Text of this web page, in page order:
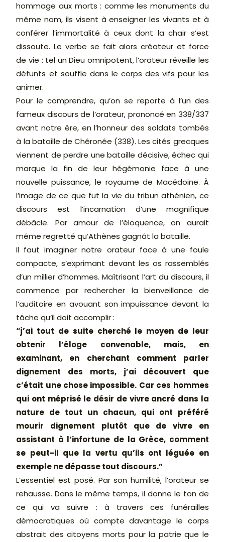
hommage aux morts : comme les monuments du
même nom, ils visent à enseigner les vivants et à
conférer l’immortalité à ceux dont la chair s’est
dissoute. Le verbe se fait alors créateur et force
de vie : tel un Dieu omnipotent, l’orateur réveille les
défunts et souffle dans le corps des vifs pour les
animer.
Pour le comprendre, qu’on se reporte à l’un des
fameux discours de l’orateur, prononcé en 338/337
avant notre ère, en l’honneur des soldats tombés
à la bataille de Chéronée (338). Les cités grecques
viennent de perdre une bataille décisive, échec qui
marque la fin de leur hégémonie face à une
nouvelle puissance, le royaume de Macédoine. À
l’image de ce que fut la vie du tribun athénien, ce
discours est l’incarnation d’une magnifique
débâcle. Par amour de l’éloquence, on aurait
même regretté qu’Athènes gagnât la bataille.
Il faut imaginer notre orateur face à une foule
compacte, s’exprimant devant les os rassemblés
d’un millier d’hommes. Maîtrisant l’art du discours, il
commence par rechercher la bienveillance de
l’auditoire en avouant son impuissance devant la
tâche qu’il doit accomplir :
“j’ai tout de suite cherché le moyen de leur
obtenir l’éloge convenable, mais, en
examinant, en cherchant comment parler
dignement des morts, j’ai découvert que
c’était une chose impossible. Car ces hommes
qui ont méprisé le désir de vivre ancré dans la
nature de tout un chacun, qui ont préféré
mourir dignement plutôt que de vivre en
assistant à l’infortune de la Grèce, comment
se peut-il que la vertu qu’ils ont léguée en
exemple ne dépasse tout discours.”
L’essentiel est posé. Par son humilité, l’orateur se
rehausse. Dans le même temps, il donne le ton de
ce qui va suivre : à travers ces funérailles
démocratiques où compte davantage le corps
abstrait des citoyens morts pour la patrie que le